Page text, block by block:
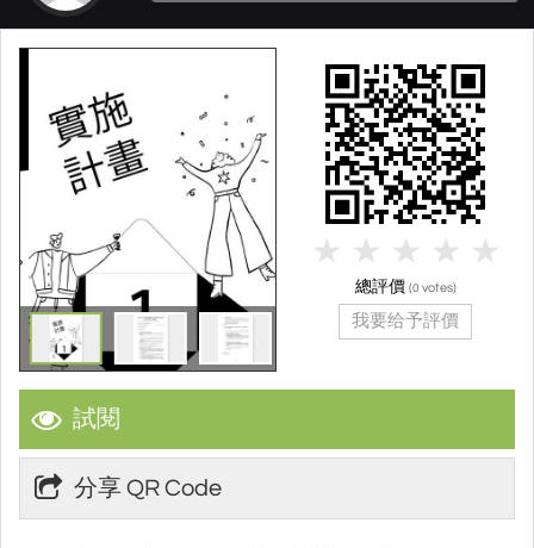
試閱
分享 QR Code
總評價 (0 votes)
我要给予評價